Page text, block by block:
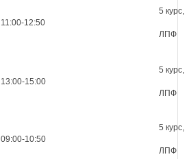
11:00-12:50
5 курс,
ЛПФ
13:00-15:00
5 курс,
ЛПФ
09:00-10:50
5 курс,
ЛПФ